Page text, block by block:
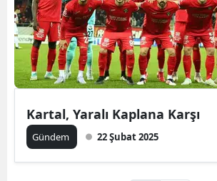
Kartal, Yaralı Kaplana Karşı
Gündem 22 Şubat 2025